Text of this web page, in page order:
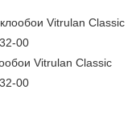
Vitrulan Classic
00